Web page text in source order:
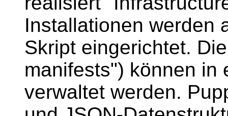
Installationen werden
Skript eingerichtet.
manifests") können in
verwaltet werden.